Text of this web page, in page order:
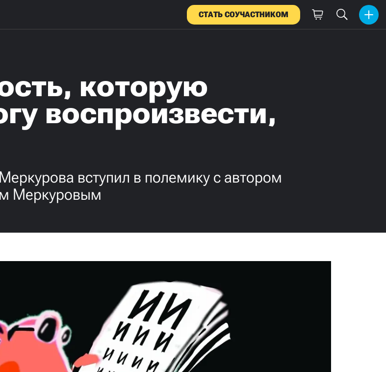
СТАТЬ СОУЧАСТНИКОМ
которую
воспроизвести,
вступил в полемику с автором
Меркуровым